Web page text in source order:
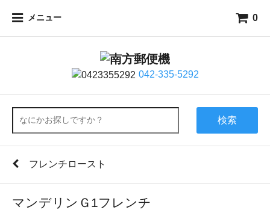
メニュー 0
042-335-5292
検索
フレンチロースト
マンデリンＧ1フレンチ